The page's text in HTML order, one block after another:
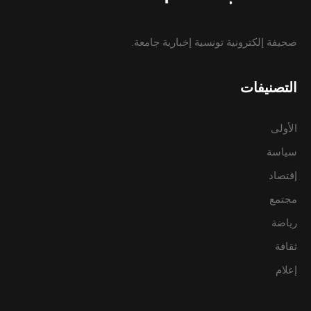
صحيفة إلكترونية تونسية إخبارية جامعة.
التصنيفات
الأولى
سياسة
إقتصاد
مجتمع
رياضة
ثقافة
إعلام